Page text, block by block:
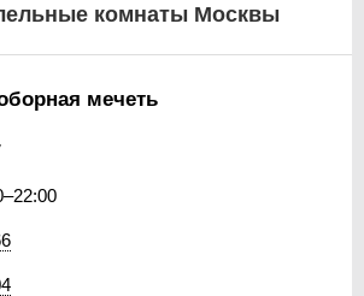
комнаты Москвы
мечеть